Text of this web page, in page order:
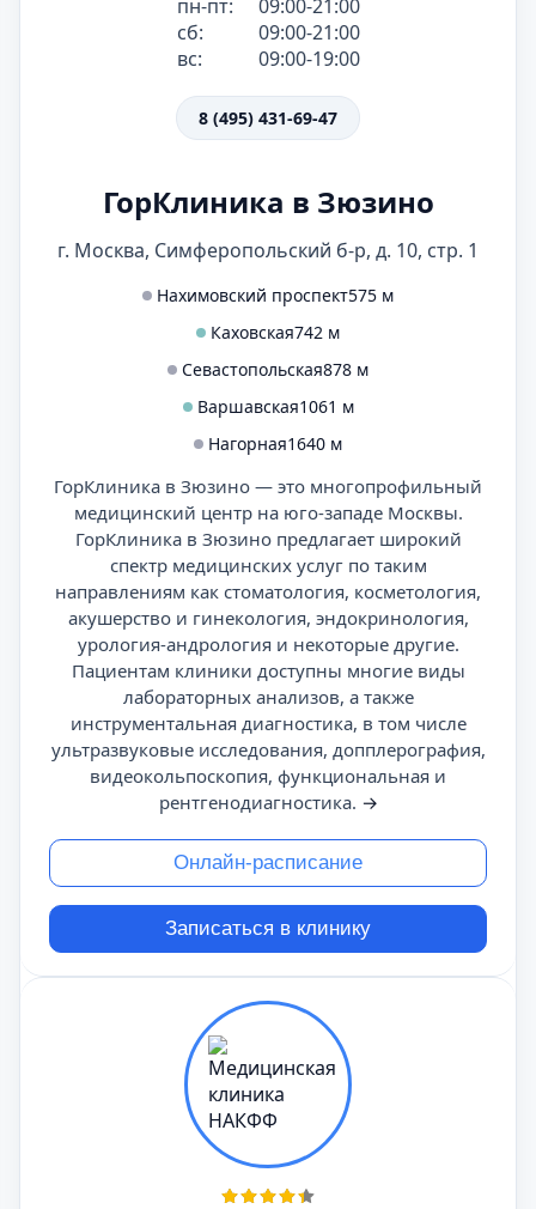
пн-пт:
09:00-21:00
сб:
09:00-21:00
вс:
09:00-19:00
8 (495) 431-69-47
ГорКлиника в Зюзино
г. Москва, Симферопольский б-р, д. 10, стр. 1
Нахимовский проспект575 м
Каховская742 м
Севастопольская878 м
Варшавская1061 м
Нагорная1640 м
ГорКлиника в Зюзино — это многопрофильный
медицинский центр на юго-западе Москвы.
ГорКлиника в Зюзино предлагает широкий
спектр медицинских услуг по таким
направлениям как стоматология, косметология,
акушерство и гинекология, эндокринология,
урология-андрология и некоторые другие.
Пациентам клиники доступны многие виды
лабораторных анализов, а также
инструментальная диагностика, в том числе
ультразвуковые исследования, допплерография,
видеокольпоскопия, функциональная и
рентгенодиагностика. →
Онлайн-расписание
Записаться в клинику